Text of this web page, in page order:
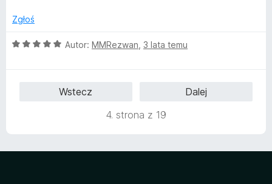
/n
:
Zgłoś
O
Autor: MMRezwan 3 lata temu
Wstecz
Dalej
4. strona z 19